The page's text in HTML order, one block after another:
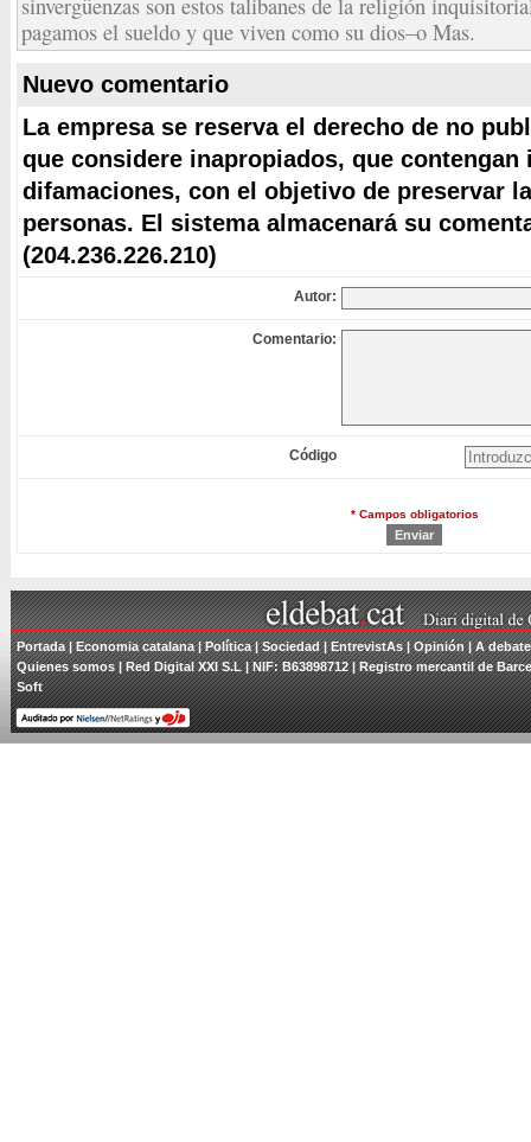
sinvergüenzas son estos talibanes de la religión
pagamos el sueldo y que viven como su dios–o Mas.
Nuevo comentario
La empresa se reserva el derecho de no
que considere inapropiados, que
difamaciones, con el objetivo de preservar
personas. El sistema almacenará su
(204.236.226.210)
Autor:
Comentario:
Código
* Campos obligatorios
Portada| Economia catalana |Política|Sociedad|EntrevistAs|Opinión|A debate
Quienes somos| Red Digital XXI S.L | NIF: B63898712 | Registro mercantil de
Soft